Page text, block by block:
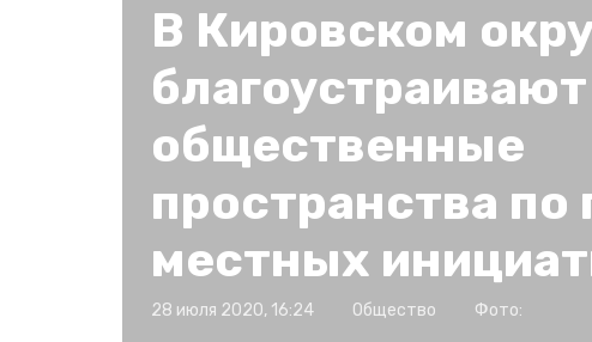
В Кировском
благоустраивают
общественные
пространства по
местных
28 июля 2020, 16:24 Общество Фото: